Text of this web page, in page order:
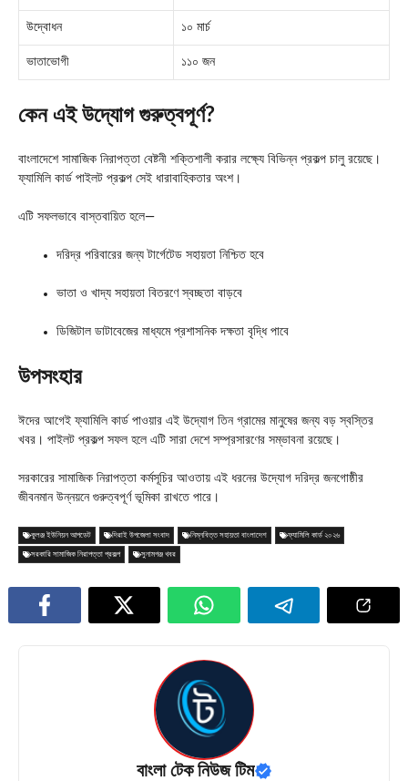
উদ্বোধন ১০ মার্চ
ভাতাভোগী ১১০ জন
কেন এই উদ্যোগ গুরুত্বপূর্ণ?
বাংলাদেশে সামাজিক নিরাপত্তা বেষ্টনী শক্তিশালী করার লক্ষ্যে বিভিন্ন প্রকল্প চালু রয়েছে।
ফ্যামিলি কার্ড পাইলট প্রকল্প সেই ধারাবাহিকতার অংশ।
এটি সফলভাবে বাস্তবায়িত হলে—
দরিদ্র পরিবারের জন্য টার্গেটেড সহায়তা নিশ্চিত হবে
ভাতা ও খাদ্য সহায়তা বিতরণে স্বচ্ছতা বাড়বে
ডিজিটাল ডাটাবেজের মাধ্যমে প্রশাসনিক দক্ষতা বৃদ্ধি পাবে
উপসংহার
ঈদের আগেই ফ্যামিলি কার্ড পাওয়ার এই উদ্যোগ তিন গ্রামের মানুষের জন্য বড় স্বস্তির
খবর। পাইলট প্রকল্প সফল হলে এটি সারা দেশে সম্প্রসারণের সম্ভাবনা রয়েছে।
সরকারের সামাজিক নিরাপত্তা কর্মসূচির আওতায় এই ধরনের উদ্যোগ দরিদ্র জনগোষ্ঠীর
জীবনমান উন্নয়নে গুরুত্বপূর্ণ ভূমিকা রাখতে পারে।
কুলঞ্জ ইউনিয়ন আপডেট দিরাই উপজেলা সংবাদ নিম্নবিত্ত সহায়তা বাংলাদেশ ফ্যামিলি কার্ড ২০২৬
সরকারি সামাজিক নিরাপত্তা প্রকল্প সুনামগঞ্জ খবর
বাংলা টেক নিউজ টিম